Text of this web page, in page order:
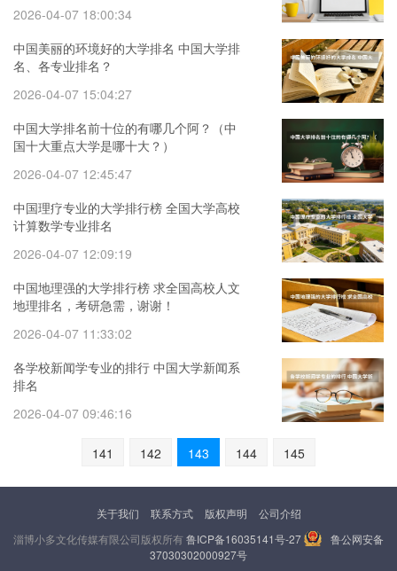
2026-04-07 18:00:34
中国美丽的环境好的大学排名 中国大学排
名、各专业排名？
2026-04-07 15:04:27
中国大学排名前十位的有哪几个阿？（中
国十大重点大学是哪十大？）
2026-04-07 12:45:47
中国理疗专业的大学排行榜 全国大学高校
计算数学专业排名
2026-04-07 12:09:19
中国地理强的大学排行榜 求全国高校人文
地理排名，考研急需，谢谢！
2026-04-07 11:33:02
各学校新闻学专业的排行 中国大学新闻系
排名
2026-04-07 09:46:16
141 142 143 144 145
关于我们 联系方式 版权声明
公司介绍
淄博小多文化传媒有限公司版权所有鲁ICP备16035141号-27
鲁公网安备
37030302000927号